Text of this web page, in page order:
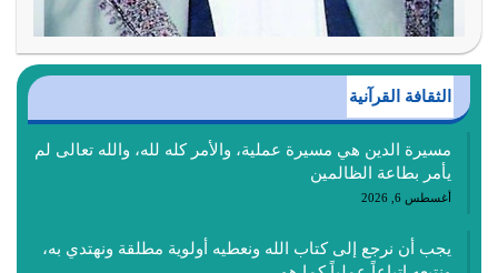
الثقافة القرآنية
مسيرة الدين هي مسيرة عملية، والأمر كله لله، والله تعالى لم
يأمر بطاعة الظالمين
أغسطس 6, 2026
يجب أن نرجع إلى كتاب الله ونعطيه أولوية مطلقة ونهتدي به،